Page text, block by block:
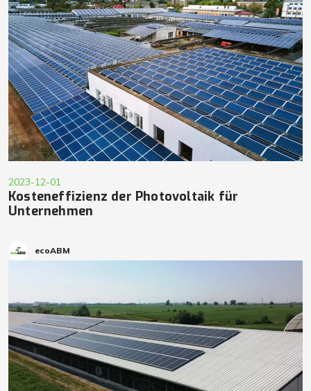
2023-12-01
Kosteneffizienz der Photovoltaik für
Unternehmen
ecoABM